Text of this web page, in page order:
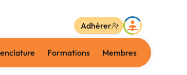
Formations Membres
Adhérer